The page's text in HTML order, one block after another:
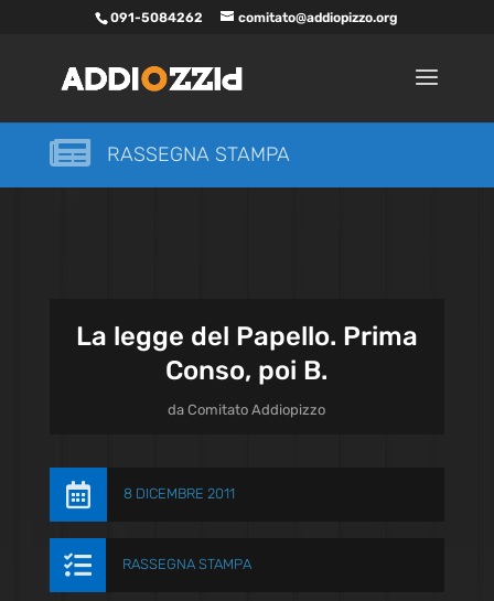
091-5084262 comitato@addiopizzo.org
 RASSEGNA STAMPA
La legge del Papello. Prima
Conso, poi B.
daComitato Addiopizzo
 8 DICEMBRE 2011
 RASSEGNA STAMPA